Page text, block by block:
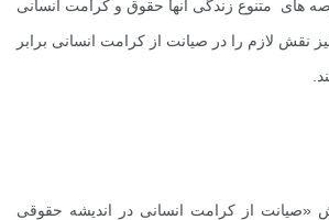
های متنوع زندگی آنها حقوق و کرامت انسانی
نقش لازم را در صیانت از کرامت انسانی برابر
«صیانت از کرامت انسانی در اندیشه حقوقی